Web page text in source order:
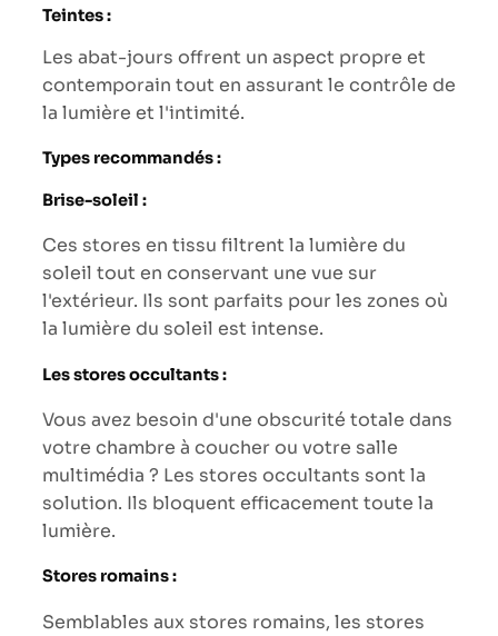
Teintes :
Les abat-jours offrent un aspect propre et
contemporain tout en assurant le contrôle de
la lumière et l'intimité.
Types recommandés :
Brise-soleil :
Ces stores en tissu filtrent la lumière du
soleil tout en conservant une vue sur
l'extérieur. Ils sont parfaits pour les zones où
la lumière du soleil est intense.
Les stores occultants :
Vous avez besoin d'une obscurité totale dans
votre chambre à coucher ou votre salle
multimédia ? Les stores occultants sont la
solution. Ils bloquent efficacement toute la
lumière.
Stores romains :
Semblables aux stores romains, les stores